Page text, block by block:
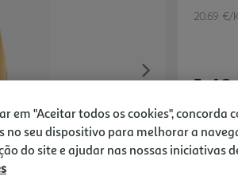
Next
20.69 €/
1,49
Notas
em "Aceitar todos os cookies", concorda
no seu dispositivo para melhorar a
do site e ajudar nas nossas iniciativas